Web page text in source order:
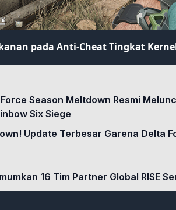
pada Anti-Cheat Tingkat
Season Meltdown Resmi
Six Siege
Update Terbesar Garena Delta
16 Tim Partner Global RISE